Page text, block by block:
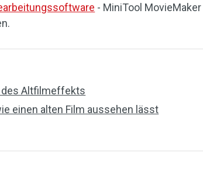
- MiniTool
Altfilmeffekts
einen alten Film aussehen lässt